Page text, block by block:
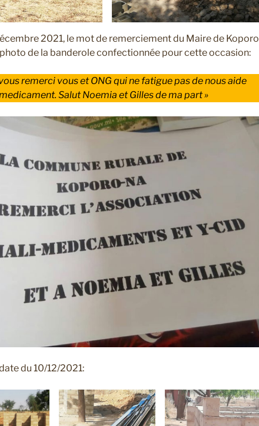
2021, le mot de remerciement du Maire de Koporo
de la banderole confectionnée pour cette occasion:
remerci vous et ONG qui ne fatigue pas de nous aide
Salut Noemia et Gilles de ma part »
du 10/12/2021: